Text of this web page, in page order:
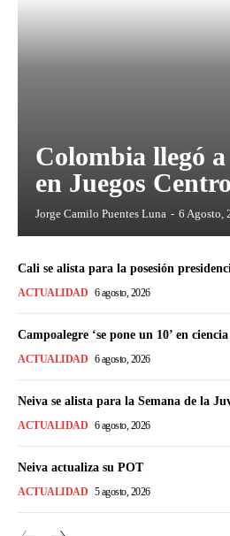
Colombia llegó
en Juegos
Jorge Camilo Puentes Luna - 6 Agosto,
Cali se alista para la posesión
ACTUALIDAD 6 agosto, 2026
Campoalegre ‘se pone un 10’ en ciencia
ACTUALIDAD 6 agosto, 2026
Neiva se alista para la Semana de la
ACTUALIDAD 6 agosto, 2026
Neiva actualiza su POT
ACTUALIDAD 5 agosto, 2026